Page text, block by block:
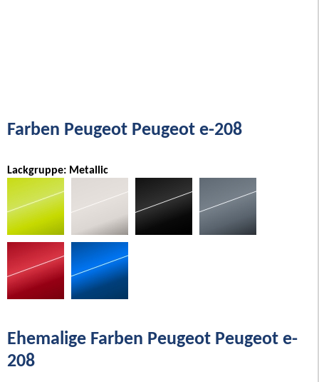
Farben Peugeot Peugeot e-208
Lackgruppe: Metallic
Ehemalige Farben Peugeot Peugeot e-
208